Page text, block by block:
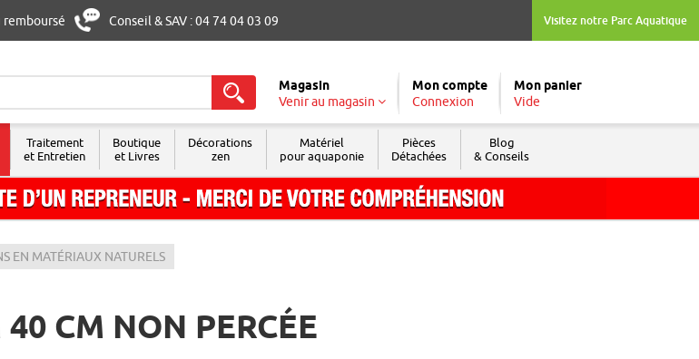
Visitez notre Parc Aquatique
Conseil & SAV : 04 74 04 03 09
Magasin
Venir au magasin
Mon compte
Connexion
Mon panier
Vide
Traitement
et Entretien
Boutique
et Livres
Décorations
zen
Matériel
pour aquaponie
Pièces
Détachées
Blog
& Conseils
EN MATÉRIAUX NATURELS
CM NON PERCÉE